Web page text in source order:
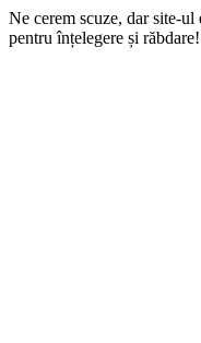
Ne cerem scuze, dar site-
pentru înțelegere și răbdare!